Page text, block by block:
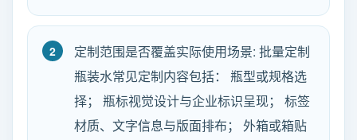
定制范围是否覆盖实际使用场景: 批量定制
瓶装水常见定制内容包括： 瓶型或规格选
择； 瓶标视觉设计与企业标识呈现； 标签
材质、文字信息与版面排布； 外箱或箱贴